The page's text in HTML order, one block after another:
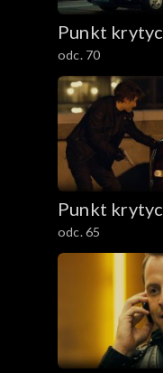
Punkt
odc. 70
Punkt
odc. 65